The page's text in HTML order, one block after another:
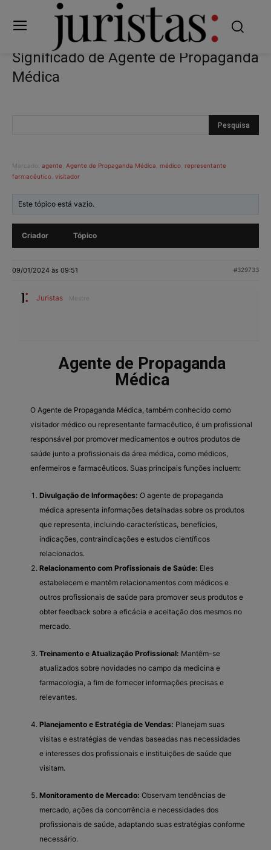
Significado de Agente de Propaganda
Médica
Marcado: agente Agente de Propaganda Médica médico representante
farmacêutico visitador
Este tópico está vazio.
Criador Tópico
09/01/2024 às 09:51 #329733
Juristas Mestre
Agente de Propaganda
Médica
O Agente de Propaganda Médica, também conhecido como
visitador médico ou representante farmacêutico, é um profissional
responsável por promover medicamentos e outros produtos de
saúde junto a profissionais da área médica, como médicos,
enfermeiros e farmacêuticos. Suas principais funções incluem:
Divulgação de Informações: O agente de propaganda
médica apresenta informações detalhadas sobre os produtos
que representa, incluindo características, benefícios,
indicações, contraindicações e estudos científicos
relacionados.
Relacionamento com Profissionais de Saúde: Eles
estabelecem e mantêm relacionamentos com médicos e
outros profissionais de saúde para promover seus produtos e
obter feedback sobre a eficácia e aceitação dos mesmos no
mercado.
Treinamento e Atualização Profissional: Mantêm-se
atualizados sobre novidades no campo da medicina e
farmacologia, a fim de fornecer informações precisas e
relevantes.
Planejamento e Estratégia de Vendas: Planejam suas
visitas e estratégias de vendas baseadas nas necessidades
e interesses dos profissionais e instituições de saúde que
visitam.
Monitoramento de Mercado: Observam tendências de
mercado, ações da concorrência e necessidades dos
profissionais de saúde, adaptando suas estratégias conforme
necessário.